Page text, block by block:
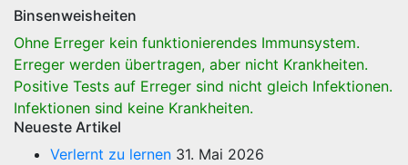
Binsenweisheiten
Ohne Erreger kein funktionierendes Immunsystem.
Erreger werden übertragen, aber nicht Krankheiten.
Positive Tests auf Erreger sind nicht gleich Infektionen.
Infektionen sind keine Krankheiten.
Neueste Artikel
Verlernt zu lernen 31. Mai 2026